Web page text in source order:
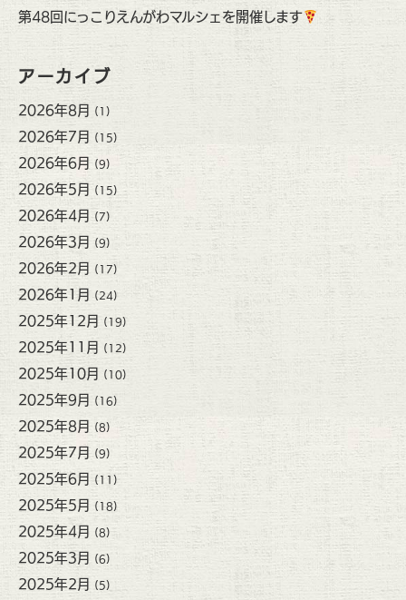
第48回にっこりえんがわマルシェを開催します
アーカイブ
2026年8月 (1)
2026年7月 (15)
2026年6月 (9)
2026年5月 (15)
2026年4月 (7)
2026年3月 (9)
2026年2月 (17)
2026年1月 (24)
2025年12月 (19)
2025年11月 (12)
2025年10月 (10)
2025年9月 (16)
2025年8月 (8)
2025年7月 (9)
2025年6月 (11)
2025年5月 (18)
2025年4月 (8)
2025年3月 (6)
2025年2月 (5)